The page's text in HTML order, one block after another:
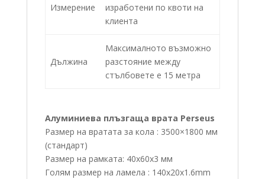
Измерение
изработени по квоти на
клиента
Дължина
Максималното възможно
разстояние между
стълбовете е 15 метра
Алуминиева плъзгаща врата Perseus
Размер на вратата за кола : 3500×1800 мм
(стандарт)
Размер на рамката: 40х60х3 мм
Голям размер на ламела : 140x20x1.6mm